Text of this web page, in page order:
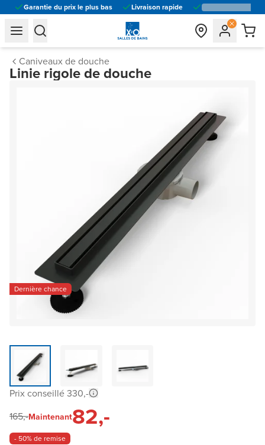
Garantie du prix le plus bas Livraison rapide
general.navigation.toggle_menu.label
general.navigation.toggle_menu.label
Caniveaux de douche
Linie rigole de douche
Dernière chance
Prix conseillé 330,-
165,-Maintenant82,-
- 50% de remise